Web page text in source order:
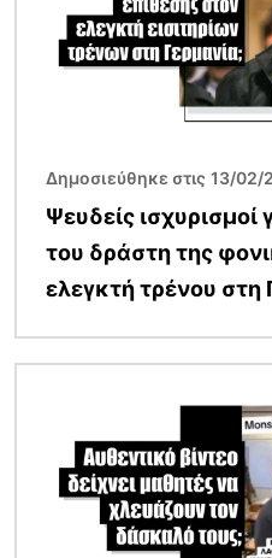
Δημοσιεύθηκε στις 13/02/
Ψευδείς
του δράστη της
ελεγκτή τρένου στη